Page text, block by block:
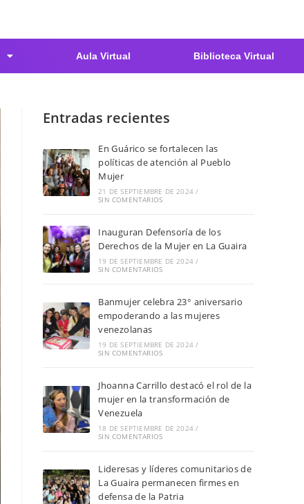
Aula Virtual Biblioteca Virtual
Entradas recientes
En Guárico se fortalecen las
políticas de atención al Pueblo
Mujer
21 DE SEPTIEMBRE DE 2024 /
SIN COMENTARIOS
Inauguran Defensoría de los
Derechos de la Mujer en La Guaira
19 DE SEPTIEMBRE DE 2024 /
SIN COMENTARIOS
Banmujer celebra 23° aniversario
empoderando a las mujeres
venezolanas
19 DE SEPTIEMBRE DE 2024 /
SIN COMENTARIOS
Jhoanna Carrillo destacó el rol de la
mujer en la transformación de
Venezuela
18 DE SEPTIEMBRE DE 2024 /
SIN COMENTARIOS
Lideresas y líderes comunitarios de
La Guaira permanecen firmes en
defensa de la Patria